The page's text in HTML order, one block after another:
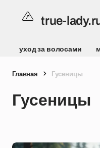
true-
уход за волосами
Главная Гусеницы
Гусеницы